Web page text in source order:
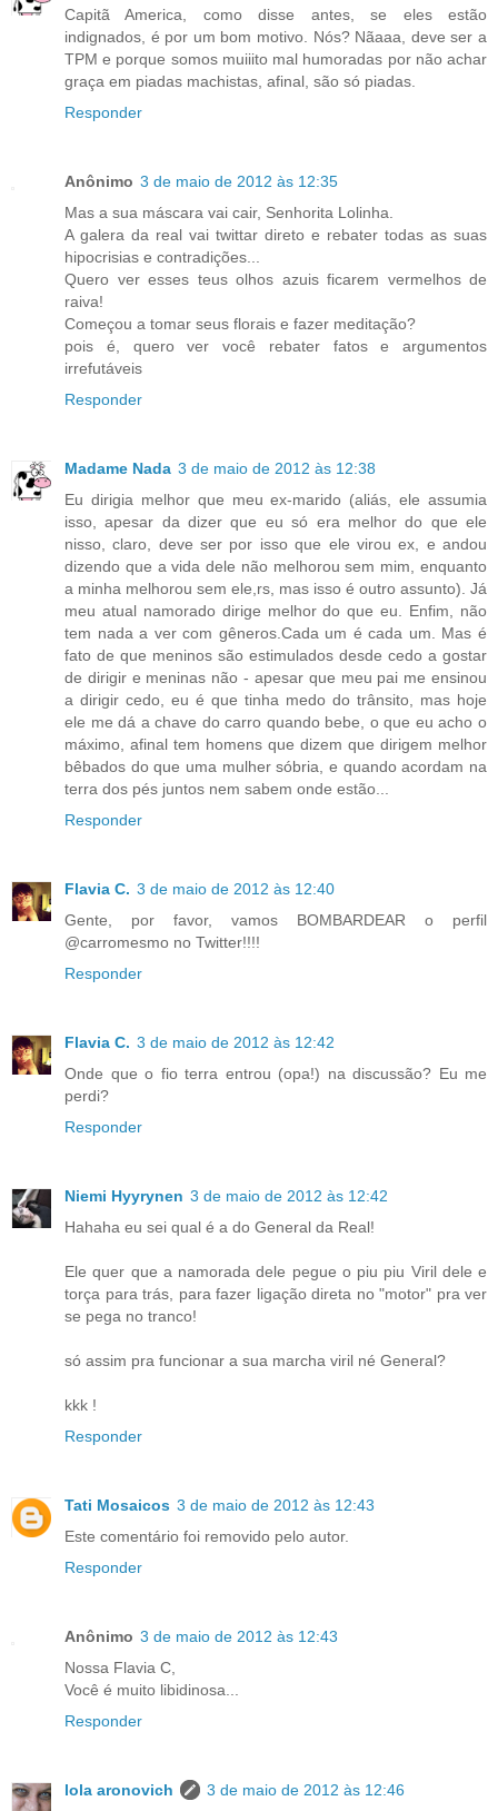
Capitã America, como disse antes, se eles estão
indignados, é por um bom motivo. Nós? Nãaaa, deve ser a
TPM e porque somos muiiito mal humoradas por não achar
graça em piadas machistas, afinal, são só piadas.
Responder
Anônimo 3 de maio de 2012 às 12:35
Mas a sua máscara vai cair, Senhorita Lolinha.
A galera da real vai twittar direto e rebater todas as suas
hipocrisias e contradições...
Quero ver esses teus olhos azuis ficarem vermelhos de
raiva!
Começou a tomar seus florais e fazer meditação?
pois é, quero ver você rebater fatos e argumentos
irrefutáveis
Responder
Madame Nada 3 de maio de 2012 às 12:38
Eu dirigia melhor que meu ex-marido (aliás, ele assumia
isso, apesar da dizer que eu só era melhor do que ele
nisso, claro, deve ser por isso que ele virou ex, e andou
dizendo que a vida dele não melhorou sem mim, enquanto
a minha melhorou sem ele,rs, mas isso é outro assunto). Já
meu atual namorado dirige melhor do que eu. Enfim, não
tem nada a ver com gêneros.Cada um é cada um. Mas é
fato de que meninos são estimulados desde cedo a gostar
de dirigir e meninas não - apesar que meu pai me ensinou
a dirigir cedo, eu é que tinha medo do trânsito, mas hoje
ele me dá a chave do carro quando bebe, o que eu acho o
máximo, afinal tem homens que dizem que dirigem melhor
bêbados do que uma mulher sóbria, e quando acordam na
terra dos pés juntos nem sabem onde estão...
Responder
Flavia C. 3 de maio de 2012 às 12:40
Gente, por favor, vamos BOMBARDEAR o perfil
@carromesmo no Twitter!!!!
Responder
Flavia C. 3 de maio de 2012 às 12:42
Onde que o fio terra entrou (opa!) na discussão? Eu me
perdi?
Responder
Niemi Hyyrynen 3 de maio de 2012 às 12:42
Hahaha eu sei qual é a do General da Real!
Ele quer que a namorada dele pegue o piu piu Viril dele e
torça para trás, para fazer ligação direta no "motor" pra ver
se pega no tranco!
só assim pra funcionar a sua marcha viril né General?
kkk !
Responder
Tati Mosaicos 3 de maio de 2012 às 12:43
Este comentário foi removido pelo autor.
Responder
Anônimo 3 de maio de 2012 às 12:43
Nossa Flavia C,
Você é muito libidinosa...
Responder
lola aronovich
3 de maio de 2012 às 12:46